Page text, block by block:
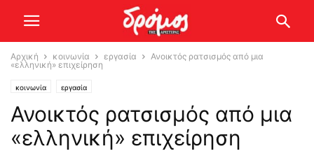
Αρχική κοινωνία εργασία
Ανοικτός ρατσισμός από μια
«ελληνική» επιχείρηση
κοινωνία εργασία
Ανοικτός ρατσισμός από μια
«ελληνική» επιχείρηση